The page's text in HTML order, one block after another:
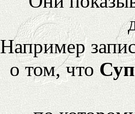
Например
о том, что